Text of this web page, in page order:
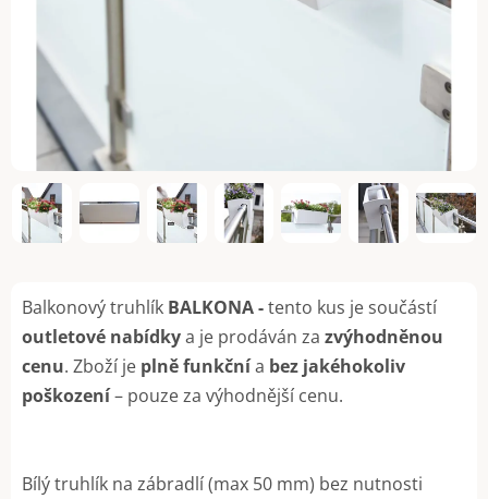
Balkonový truhlík BALKONA -tento kus je součástí
outletové nabídkya je prodáván za zvýhodněnou
cenu. Zboží je plně funkčnía bez jakéhokoliv
poškození– pouze za výhodnější cenu.
Bílý truhlík na zábradlí (max 50 mm) bez nutnosti